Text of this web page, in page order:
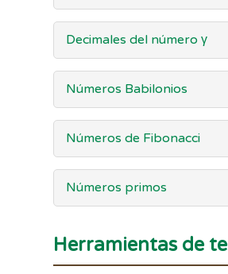
Decimales del número γ
Números Babilonios
Números de Fibonacci
Números primos
Herramientas de